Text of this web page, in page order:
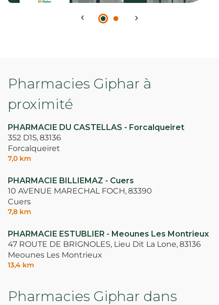
Pharmacies Giphar à
proximité
PHARMACIE DU CASTELLAS - Forcalqueiret
352 D15,83136
Forcalqueiret
7,0 km
PHARMACIE BILLIEMAZ - Cuers
10 AVENUE MARECHAL FOCH,83390
Cuers
7,8 km
PHARMACIE ESTUBLIER - Meounes Les Montrieux
47 ROUTE DE BRIGNOLES, Lieu Dit La Lone,83136
Meounes Les Montrieux
13,4 km
Pharmacies Giphar dans